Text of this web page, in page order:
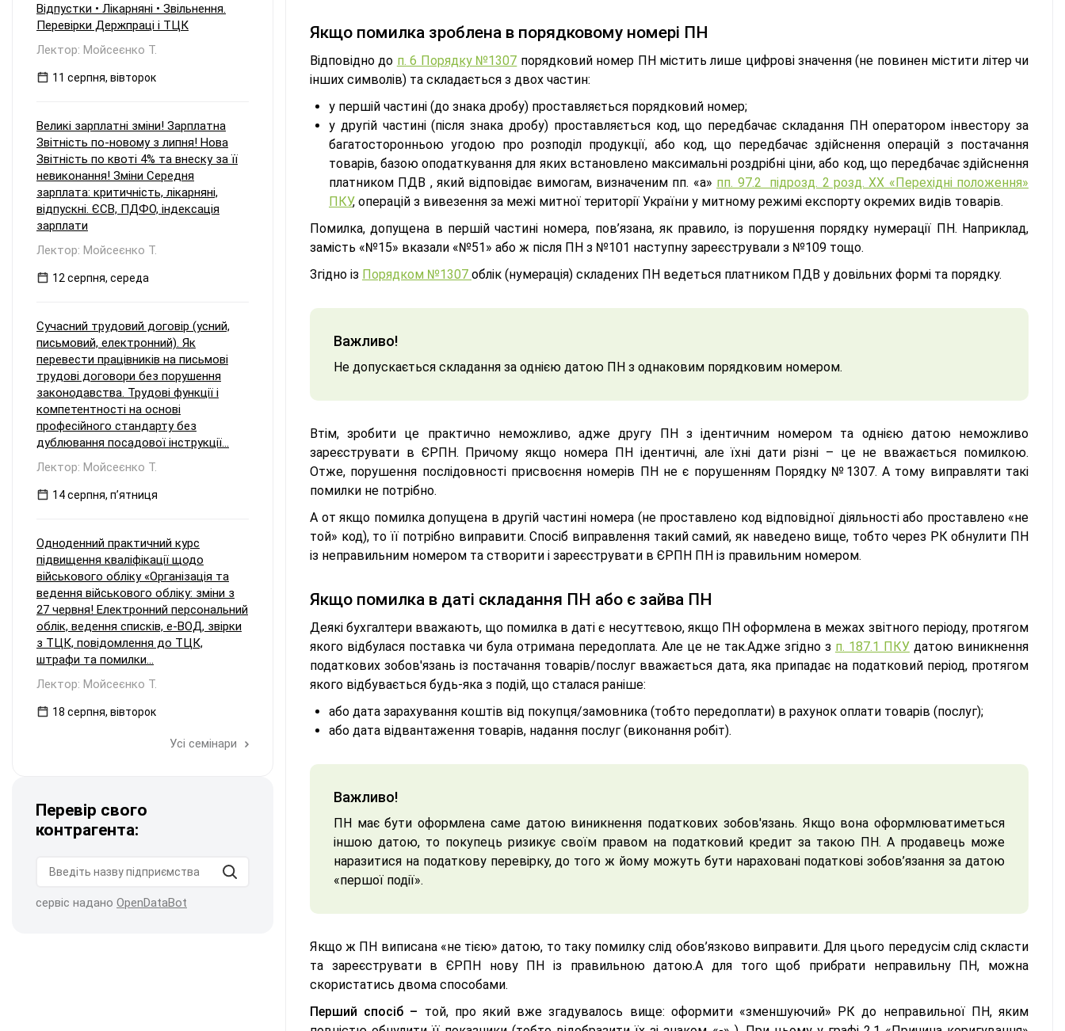
Якщо помилка зроблена в порядковому номері ПН
Відповідно до п. 6 Порядку №1307 порядковий номер ПН містить лише цифрові значення (не повинен містити літер чи
інших символів) та складається з двох частин:
у першій частині (до знака дробу) проставляється порядковий номер;
у другій частині (після знака дробу) проставляється код, що передбачає складання ПН оператором інвестору за
багатосторонньою угодою про розподіл продукції, або код, що передбачає здійснення операцій з постачання
товарів, базою оподаткування для яких встановлено максимальні роздрібні ціни, або код, що передбачає здійснення
платником ПДВ , який відповідає вимогам, визначеним пп. «а» пп. 97.2 підрозд. 2 розд. ХХ «Перехідні положення»
ПКУ, операцій з вивезення за межі митної території України у митному режимі експорту окремих видів товарів.
Помилка, допущена в першій частині номера, пов’язана, як правило, із порушення порядку нумерації ПН. Наприклад,
замість «№15» вказали «№51» або ж після ПН з №101 наступну зареєстрували з №109 тощо.
Згідно із Порядком №1307 облік (нумерація) складених ПН ведеться платником ПДВ у довільних формі та порядку.
Важливо!
Не допускається складання за однією датою ПН з однаковим порядковим номером.
Втім, зробити це практично неможливо, адже другу ПН з ідентичним номером та однією датою неможливо
зареєструвати в ЄРПН. Причому якщо номера ПН ідентичні, але їхні дати різні – це не вважається помилкою.
Отже, порушення послідовності присвоєння номерів ПН не є порушенням Порядку №1307. А тому виправляти такі
помилки не потрібно.
А от якщо помилка допущена в другій частині номера (не проставлено код відповідної діяльності або проставлено «не
той» код), то її потрібно виправити. Спосіб виправлення такий самий, як наведено вище, тобто через РК обнулити ПН
із неправильним номером та створити і зареєструвати в ЄРПН ПН із правильним номером.
Якщо помилка в даті складання ПН або є зайва ПН
Деякі бухгалтери вважають, що помилка в даті є несуттєвою, якщо ПН оформлена в межах звітного періоду, протягом
якого відбулася поставка чи була отримана передоплата. Але це не так.Адже згідно з п. 187.1 ПКУ датою виникнення
податкових зобов'язань із постачання товарів/послуг вважається дата, яка припадає на податковий період, протягом
якого відбувається будь-яка з подій, що сталася раніше:
або дата зарахування коштів від покупця/замовника (тобто передоплати) в рахунок оплати товарів (послуг);
або дата відвантаження товарів, надання послуг (виконання робіт).
Важливо!
ПН має бути оформлена саме датою виникнення податкових зобов'язань. Якщо вона оформлюватиметься
іншою датою, то покупець ризикує своїм правом на податковий кредит за такою ПН. А продавець може
наразитися на податкову перевірку, до того ж йому можуть бути нараховані податкові зобов’язання за датою
«першої події».
Якщо ж ПН виписана «не тією» датою, то таку помилку слід обов’язково виправити. Для цього передусім слід скласти
та зареєструвати в ЄРПН нову ПН із правильною датою.А для того щоб прибрати неправильну ПН, можна
скористатись двома способами.
Перший спосіб – той, про який вже згадувалось вище: оформити «зменшуючий» РК до неправильної ПН, яким
Відпустки • Лікарняні • Звільнення.
Перевірки Держпраці і ТЦК
Лектор: Мойсеєнко Т.
11 серпня, вівторок
Великі зарплатні зміни! Зарплатна
Звітність по-новому з липня! Нова
Звітність по квоті 4% та внеску за її
невиконання! Зміни Середня
зарплата: критичність, лікарняні,
відпускні. ЄСВ, ПДФО, індексація
зарплати
Лектор: Мойсеєнко Т.
12 серпня, середа
Сучасний трудовий договір (усний,
письмовий, електронний). Як
перевести працівників на письмові
трудові договори без порушення
законодавства. Трудові функції і
компетентності на основі
професійного стандарту без
дублювання посадової інструкції...
Лектор: Мойсеєнко Т.
14 серпня, пʼятниця
Одноденний практичний курс
підвищення кваліфікації щодо
військового обліку «Організація та
ведення військового обліку: зміни з
27 червня! Електронний персональний
облік, ведення списків, е-ВОД, звірки
з ТЦК, повідомлення до ТЦК,
штрафи та помилки...
Лектор: Мойсеєнко Т.
18 серпня, вівторок
Усі семінари
Перевір свого
контрагента:
сервіс надано OpenDataBot